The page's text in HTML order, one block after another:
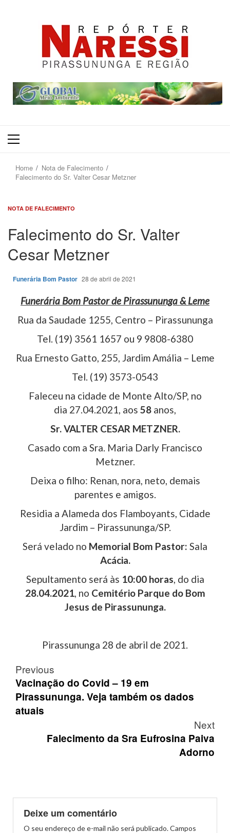
Primary
Home
Nota de Falecimento
Falecimento do Sr. Valter Cesar Metzner
NOTA DE FALECIMENTO
Falecimento do Sr. Valter
Cesar Metzner
Funerária Bom Pastor 28 de abril de 2021
Funerária Bom Pastor de Pirassununga & Leme
Rua da Saudade 1255, Centro – Pirassununga
Tel. (19) 3561 1657 ou 9 9808-6380
Rua Ernesto Gatto, 255, Jardim Amália – Leme
Tel. (19) 3573-0543
Faleceu na cidade de Monte Alto/SP, no
dia 27.04.2021, aos 58 anos,
Sr. VALTER CESAR METZNER.
Casado com a Sra. Maria Darly Francisco
Metzner.
Deixa o filho: Renan, nora, neto, demais
parentes e amigos.
Residia a Alameda dos Flamboyants, Cidade
Jardim – Pirassununga/SP.
Será velado no Memorial Bom Pastor: Sala
Acácia.
Sepultamento será às 10:00 horas, do dia
28.04.2021, no Cemitério Parque do Bom
Jesus de Pirassununga.
Pirassununga 28 de abril de 2021.
Post
navigation
Previous
Vacinação do Covid – 19 em
Pirassununga. Veja também os dados
atuais
Next
Falecimento da Sra Eufrosina Paiva
Adorno
Deixe um comentário
O seu endereço de e-mail não será publicado.Campos